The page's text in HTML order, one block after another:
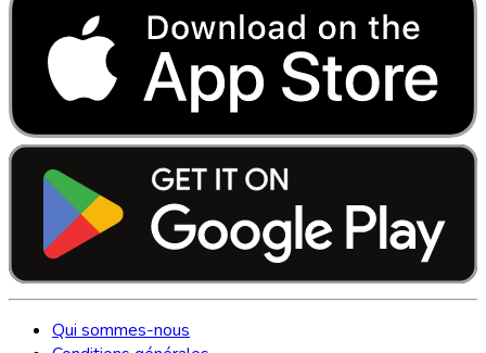
Qui sommes-nous